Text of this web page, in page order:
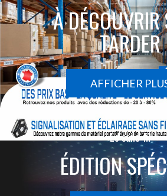
À
TARDER
AFFICHER
Le sans-fil
ÉDITION